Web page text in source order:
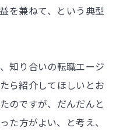
を兼ねて、という典型
知り合いの転職エージ
ら紹介してほしいとお
のですが、だんだんと
た方がよい、と考え、